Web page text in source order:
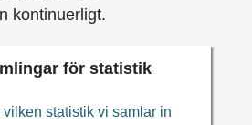
kontinuerligt.
för statistik
statistik vi samlar in